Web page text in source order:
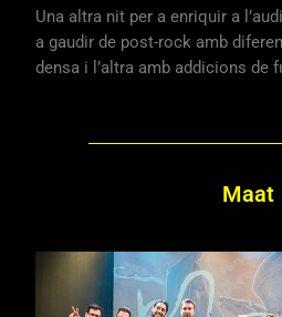
Una altra nit per a enriquir a
a gaudir de post-rock amb
densa i l’altra amb addicions de
Maat